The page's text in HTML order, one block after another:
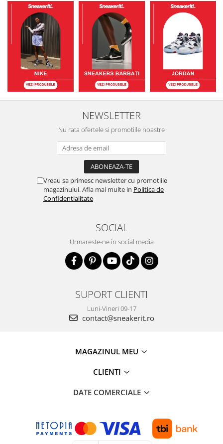
NEWSLETTER
Nu rata ofertele si promotiile noastre
Vreau sa primesc newsletter cu promotiile
magazinului. Afla mai multe in Politica de
Confidentialitate
SOCIAL
Urmareste-ne in social media
SUPORT CLIENTI
Luni-Vineri 09-17
contact@sneakerit.ro
MAGAZINUL MEU
CLIENTI
DATE COMERCIALE